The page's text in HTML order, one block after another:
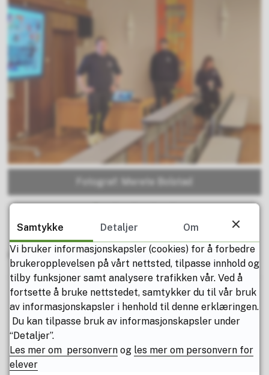
Fotograf: Merete Bolstad
Publisert av John Beer Omland Sist endret 10.02.2023 08.38
Fant du det du lette etter?
Samtykke Detaljer
Om
Vi bruker informasjonskapsler (cookies) for å forbedre
brukeropplevelsen på vårt nettsted, tilpasse innhold og
tilby funksjoner samt analysere trafikken vår. Ved å
fortsette å bruke nettstedet, samtykker du til vår bruk
av informasjonskapsler i henhold til denne erklæringen.
Du kan tilpasse bruk av informasjonskapsler under
“Detaljer”.
Les mer om personvern og les mer om personvern for
elever